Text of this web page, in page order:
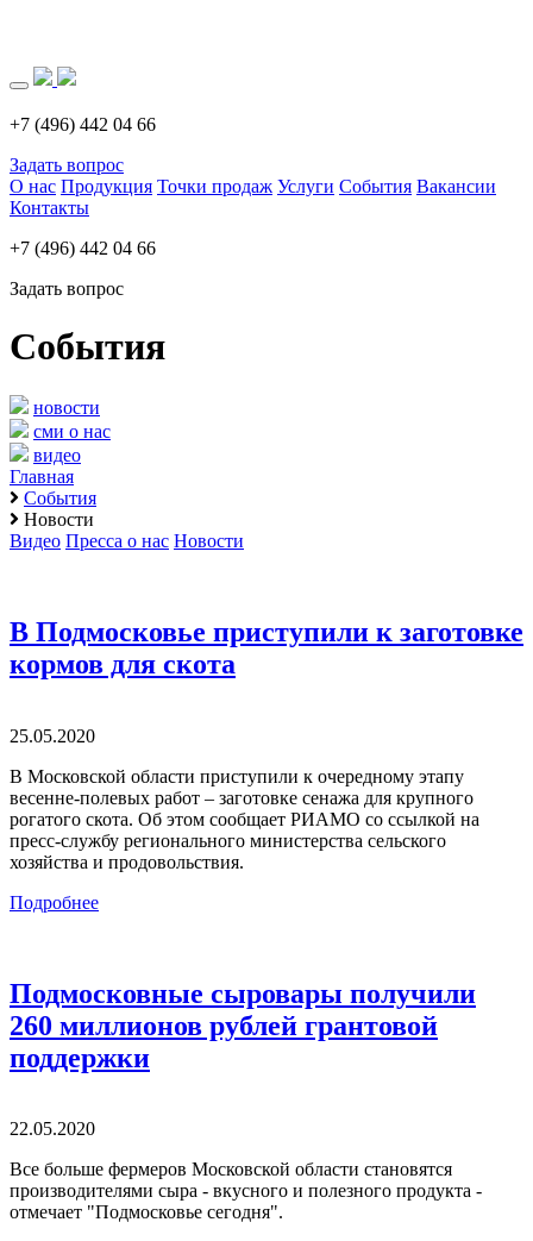
+7 (496) 442 04 66
Задать вопрос
О нас Продукция Точки продаж Услуги События Вакансии
Контакты
+7 (496) 442 04 66
Задать вопрос
События
новости
сми о нас
видео
Главная
События
Новости
Видео Пресса о нас Новости
В Подмосковье приступили к заготовке
кормов для скота
25.05.2020
В Московской области приступили к очередному этапу
весенне-полевых работ – заготовке сенажа для крупного
рогатого скота. Об этом сообщает РИАМО со ссылкой на
пресс-службу регионального министерства сельского
хозяйства и продовольствия.
Подробнее
Подмосковные сыровары получили
260 миллионов рублей грантовой
поддержки
22.05.2020
Все больше фермеров Московской области становятся
производителями сыра - вкусного и полезного продукта -
отмечает "Подмосковье сегодня".